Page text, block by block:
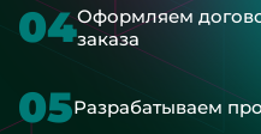
04Оформляем
заказа
05Разрабатываем